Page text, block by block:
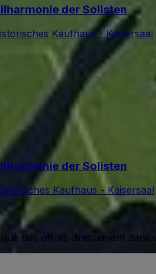
der Solisten
Kaufhaus - Kaisersaal
der Solisten
Kaufhaus - Kaisersaal
des offres directement